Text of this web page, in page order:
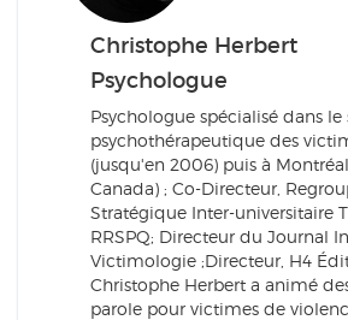
Christophe Herbert
Psychologue
Psychologue spécialisé dans le
psychothérapeutique des
(jusqu'en 2006) puis à
Canada) ; Co-Directeur,
Stratégique Inter-universitaire
RRSPQ; Directeur du Journal
Victimologie ;Directeur, H4
Christophe Herbert a animé
parole pour victimes de